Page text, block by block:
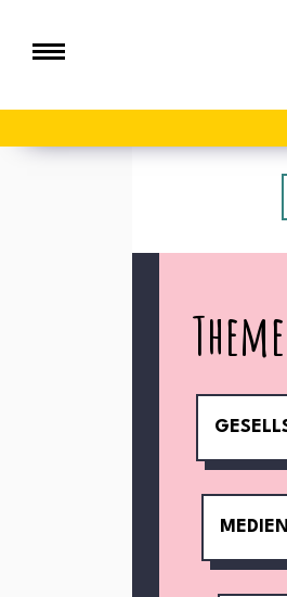
MEDIEN